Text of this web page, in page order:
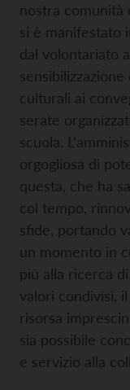
nostra comunità
si è manifestato
dal volontariato
culturali ai
serate
scuola.
orgogliosa di
questa, che ha
col tempo,
sfide, portando
un momento in
più alla ricerca
valori condivisi,
risorsa
sia possibile
e servizio alla